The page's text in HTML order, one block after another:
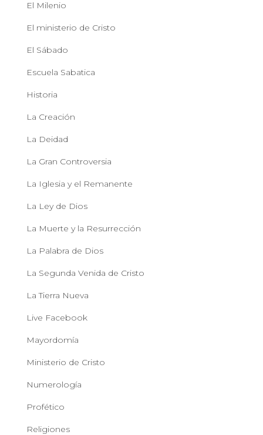
El Milenio
El ministerio de Cristo
El Sábado
Escuela Sabatica
Historia
La Creación
La Deidad
La Gran Controversia
La Iglesia y el Remanente
La Ley de Dios
La Muerte y la Resurrección
La Palabra de Dios
La Segunda Venida de Cristo
La Tierra Nueva
Live Facebook
Mayordomía
Ministerio de Cristo
Numerología
Profético
Religiones